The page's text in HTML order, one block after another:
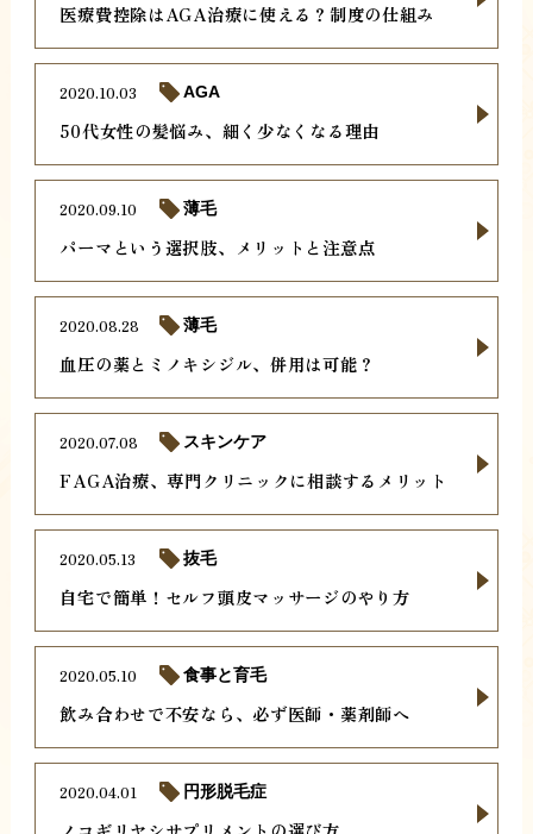
医療費控除はAGA治療に使える？制度の仕組み
50代女性の髪悩み、細く少なくなる理由
2020.10.03 AGA
パーマという選択肢、メリットと注意点
2020.09.10 薄毛
血圧の薬とミノキシジル、併用は可能？
2020.08.28 薄毛
FAGA治療、専門クリニックに相談するメリット
2020.07.08 スキンケア
自宅で簡単！セルフ頭皮マッサージのやり方
2020.05.13 抜毛
飲み合わせで不安なら、必ず医師・薬剤師へ
2020.05.10 食事と育毛
2020.04.01 円形脱毛症